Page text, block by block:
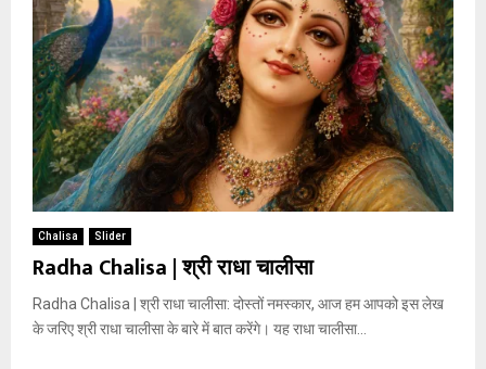
Chalisa Slider
Radha Chalisa | श्री राधा चालीसा
Radha Chalisa | श्री राधा चालीसा: दोस्तों नमस्कार, आज हम आपको इस लेख
के जरिए श्री राधा चालीसा के बारे में बात करेंगे। यह राधा चालीसा...